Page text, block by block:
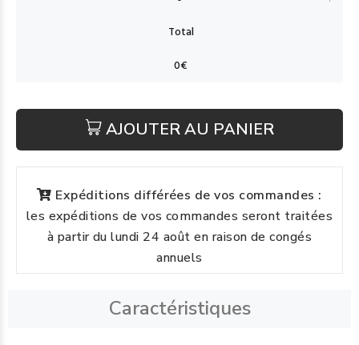
AJOUTER AU PANIER
Expéditions différées de vos commandes :
les expéditions de vos commandes seront traitées
à partir du lundi 24 août en raison de congés
annuels
Caractéristiques